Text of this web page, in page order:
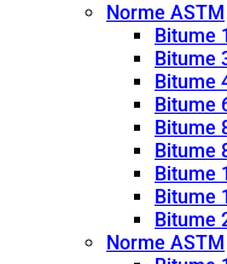
Norme ASTM
Bitume
Bitume
Bitume
Bitume
Bitume
Bitume
Bitume
Bitume
Bitume
Norme ASTM